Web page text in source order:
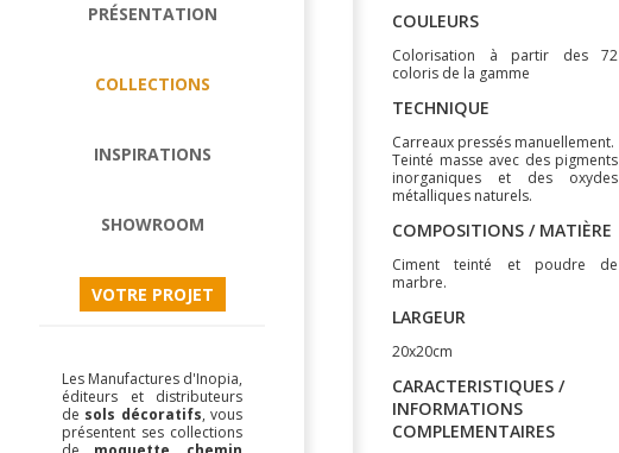
PRÉSENTATION
COLLECTIONS
INSPIRATIONS
SHOWROOM
VOTRE PROJET
Les Manufactures d'Inopia,
éditeurs et distributeurs
de sols décoratifs, vous
présentent ses collections
COULEURS
Colorisation à partir des 72
coloris de la gamme
TECHNIQUE
Carreaux pressés manuellement.
Teinté masse avec des pigments
inorganiques et des oxydes
métalliques naturels.
COMPOSITIONS / MATIÈRE
Ciment teinté et poudre de
marbre.
LARGEUR
20x20cm
CARACTERISTIQUES /
INFORMATIONS
COMPLEMENTAIRES